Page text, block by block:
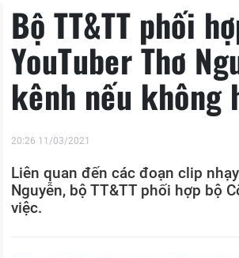
Bộ TT&TT phối
YouTuber Thơ
kênh nếu không
20:26 11/03/2021
Liên quan đến các đoạn clip
Nguyễn, bộ TT&TT phối hợp bộ
việc.